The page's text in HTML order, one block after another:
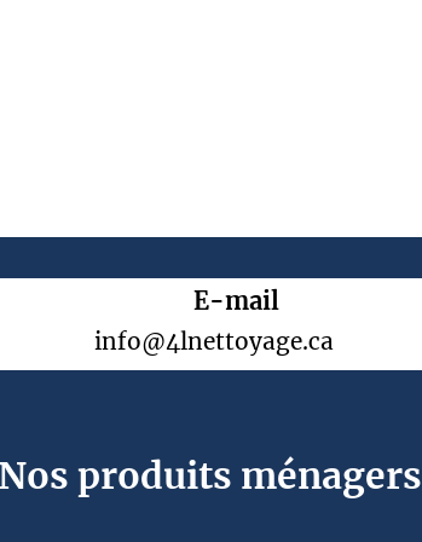
E-mail
info@4lnettoyage.ca
Nos produits ménagers